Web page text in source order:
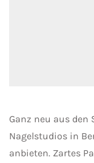
Ganz neu aus
Nagelstudios in
anbieten. Zartes